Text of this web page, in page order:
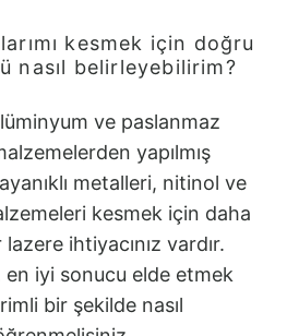
kesmek için doğru
nasıl belirleyebilirim?
ve paslanmaz
yapılmış
metalleri, nitinol ve
kesmek için daha
ihtiyacınız vardır.
iyi sonucu elde etmek
bir şekilde nasıl